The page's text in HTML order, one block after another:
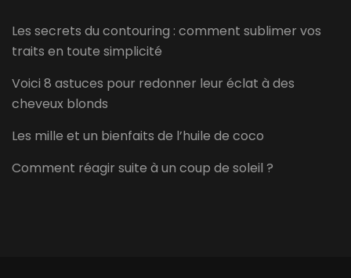
Les secrets du contouring : comment sublimer vos
traits en toute simplicité
Voici 8 astuces pour redonner leur éclat à des
cheveux blonds
Les mille et un bienfaits de l’huile de coco
Comment réagir suite à un coup de soleil ?